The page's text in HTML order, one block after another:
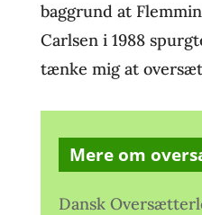
baggrund at
Carlsen i 1988
tænke mig at
Mere om
Dansk